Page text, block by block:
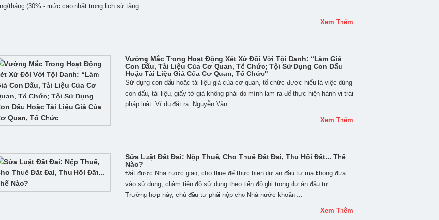
tháng (30% - mức cao nhất trong lịch sử tăng ...
Xem Thêm
Vướng Mắc Trong Hoạt Động Xét Xử Đối Với Tội Danh: “Làm Giả
Con Dấu, Tài Liệu Của Cơ Quan, Tổ Chức; Tội Sử Dụng Con Dấu
Hoặc Tài Liệu Giả Của Cơ Quan, Tổ Chức"
Sử dụng con dấu hoặc tài liệu giả của cơ quan, tổ chức được hiểu là việc dùng
con dấu, tài liệu, giấy tờ giả không phải do mình làm ra để thực hiện hành vi trái
pháp luật. Ví dụ đặt ra: Nguyễn Văn ...
Xem Thêm
Sửa Luật Đất Đai: Nộp Thuế, Cho Thuê Đất Đai, Thu Hồi Đất... Thế
Nào?
Đất được Nhà nước giao, cho thuê để thực hiện dự án đầu tư mà không đưa
vào sử dụng, chậm tiến độ sử dụng theo tiến độ ghi trong dự án đầu tư.
Trường hợp này, chủ đầu tư phải nộp cho Nhà nước khoản ...
Xem Thêm